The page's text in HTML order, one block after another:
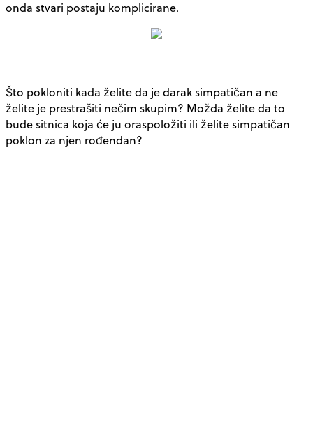
onda stvari postaju komplicirane.
Što pokloniti kada želite da je darak simpatičan a ne
želite je prestrašiti nečim skupim? Možda želite da to
bude sitnica koja će ju oraspoložiti ili želite simpatičan
poklon za njen rođendan?